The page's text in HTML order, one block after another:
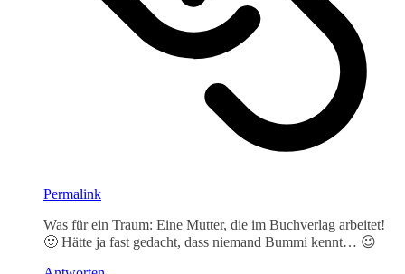
Permalink
Was für ein Traum: Eine Mutter, die im Buchverlag arbeitet!
🙂 Hätte ja fast gedacht, dass niemand Bummi kennt… 😉